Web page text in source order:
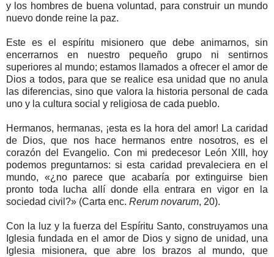
y los hombres de buena voluntad, para construir un mundo
nuevo donde reine la paz.
Este es el espíritu misionero que debe animarnos, sin
encerrarnos en nuestro pequeño grupo ni sentirnos
superiores al mundo; estamos llamados a ofrecer el amor de
Dios a todos, para que se realice esa unidad que no anula
las diferencias, sino que valora la historia personal de cada
uno y la cultura social y religiosa de cada pueblo.
Hermanos, hermanas, ¡esta es la hora del amor! La caridad
de Dios, que nos hace hermanos entre nosotros, es el
corazón del Evangelio. Con mi predecesor León XIII, hoy
podemos preguntarnos: si esta caridad prevaleciera en el
mundo, «¿no parece que acabaría por extinguirse bien
pronto toda lucha allí donde ella entrara en vigor en la
sociedad civil?» (Carta enc. Rerum novarum, 20).
Con la luz y la fuerza del Espíritu Santo, construyamos una
Iglesia fundada en el amor de Dios y signo de unidad, una
Iglesia misionera, que abre los brazos al mundo, que